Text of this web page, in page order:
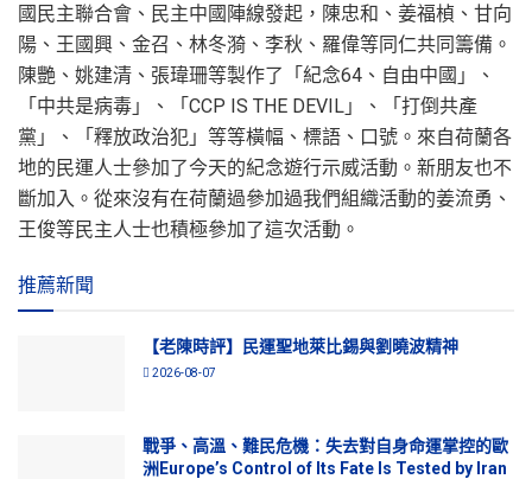
國民主聯合會、民主中國陣線發起，陳忠和、姜福楨、甘向
陽、王國興、金召、林冬漪、李秋、羅偉等同仁共同籌備。
陳艷、姚建清、張瑋珊等製作了「紀念64、自由中國」、
「中共是病毒」、「CCP IS THE DEVIL」、「打倒共產
黨」、「釋放政治犯」等等橫幅、標語、口號。來自荷蘭各
地的民運人士參加了今天的紀念遊行示威活動。新朋友也不
斷加入。從來沒有在荷蘭過參加過我們組織活動的姜流勇、
王俊等民主人士也積極參加了這次活動。
推薦新聞
【老陳時評】民運聖地萊比錫與劉曉波精神
2026-08-07
戰爭、高溫、難民危機：失去對自身命運掌控的歐
洲Europe’s Control of Its Fate Is Tested by Iran